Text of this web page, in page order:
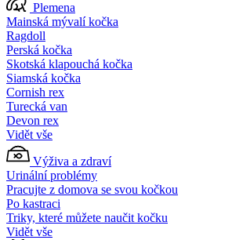
Plemena
Mainská mývalí kočka
Ragdoll
Perská kočka
Skotská klapouchá kočka
Siamská kočka
Cornish rex
Turecká van
Devon rex
Vidět vše
Výživa a zdraví
Urinální problémy
Pracujte z domova se svou kočkou
Po kastraci
Triky, které můžete naučit kočku
Vidět vše